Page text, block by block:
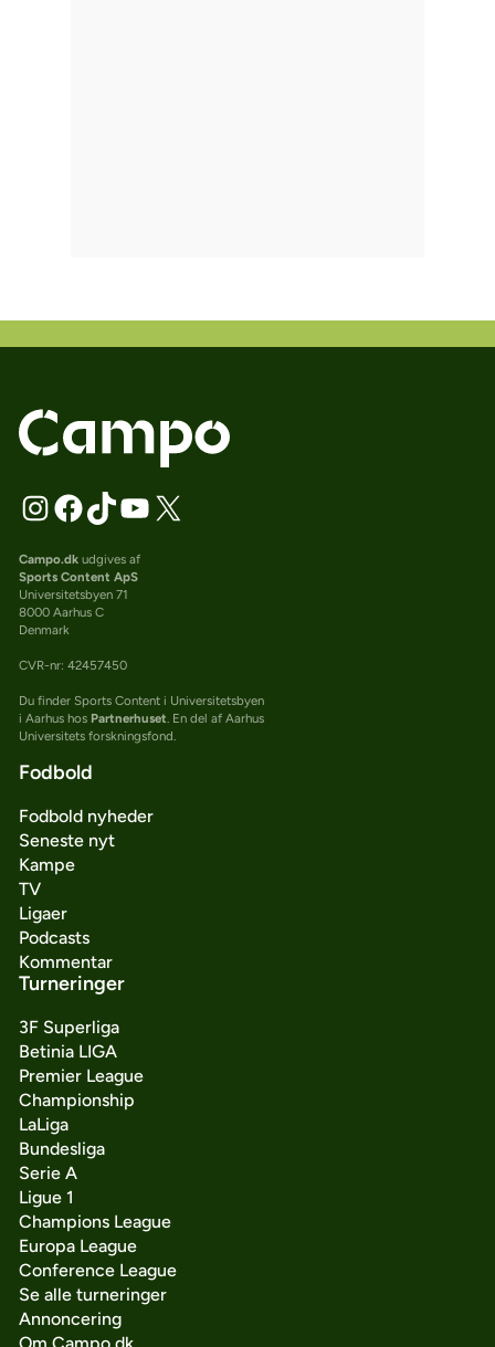
Campo.dkudgives af
Sports Content ApS
Universitetsbyen 71
8000 Aarhus C
Denmark
CVR-nr: 42457450
Du finder Sports Content i Universitetsbyen
i Aarhus hos Partnerhuset. En del af Aarhus
Universitets forskningsfond.
Fodbold
Fodbold nyheder
Seneste nyt
Kampe
TV
Ligaer
Podcasts
Kommentar
Turneringer
3F Superliga
Betinia LIGA
Premier League
Championship
LaLiga
Bundesliga
Serie A
Ligue 1
Champions League
Europa League
Conference League
Se alle turneringer
Annoncering